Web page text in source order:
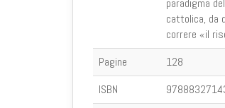
cattolica, da
correre «il
Pagine
128
ISBN